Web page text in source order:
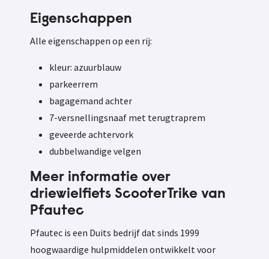
Eigenschappen
Alle eigenschappen op een rij:
kleur: azuurblauw
parkeerrem
bagagemand achter
7-versnellingsnaaf met terugtraprem
geveerde achtervork
dubbelwandige velgen
Meer informatie over
driewielfiets ScooterTrike van
Pfautec
Pfautec is een Duits bedrijf dat sinds 1999
hoogwaardige hulpmiddelen ontwikkelt voor